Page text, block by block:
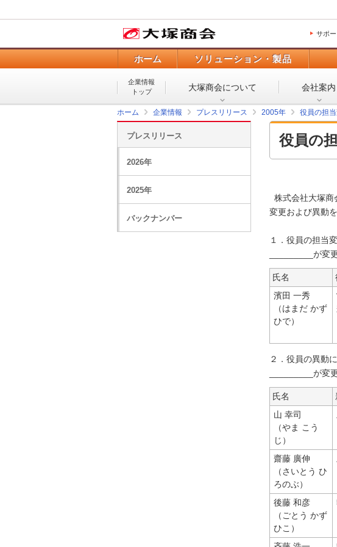
サポー
ホーム ソリューション・製品
企業情報
トップ
大塚商会について 会社案内
ホーム 企業情報 プレスリリース 2005年 役員の担
役員の
株式会社大塚商
変更および異動
１．役員の担当
_________が変
氏名
濱田 一秀
（はまだ かず
ひで）
２．役員の異動
_________が変
氏名
山 幸司
（やま こう
じ）
齋藤 廣伸
（さいとう ひ
ろのぶ）
後藤 和彦
（ごとう かず
ひこ）
プレスリリース
2026年
2025年
バックナンバー